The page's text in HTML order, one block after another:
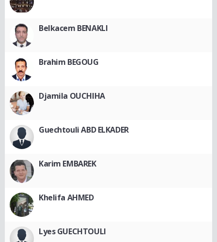
Belkacem BENAKLI
Brahim BEGOUG
Djamila OUCHIHA
Guechtouli ABD ELKADER
Karim EMBAREK
Khelifa AHMED
Lyes GUECHTOULI